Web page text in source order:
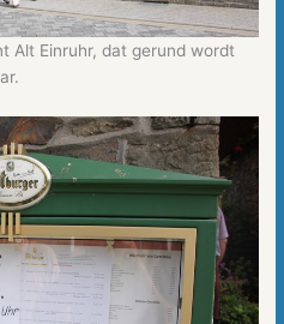
Alt Einruhr, dat gerund wordt